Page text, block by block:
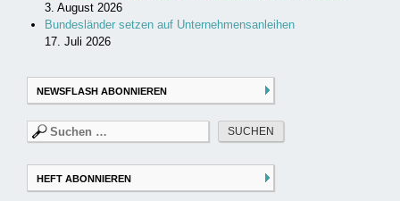
3. August 2026
Bundesländer setzen auf Unternehmensanleihen
17. Juli 2026
NEWSFLASH ABONNIEREN
Suchen
nach:
HEFT ABONNIEREN